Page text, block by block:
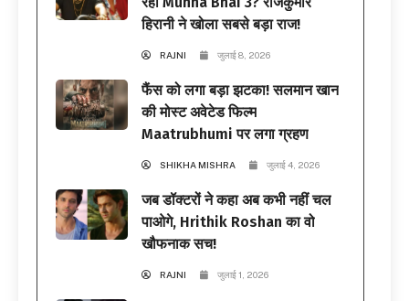
हिरानी ने खोला सबसे बड़ा राज!
RAJNI जुलाई 8, 2026
फैंस को लगा बड़ा झटका! सलमान खान
की मोस्ट अवेटेड फिल्म
Maatrubhumi पर लगा ग्रहण
SHIKHA MISHRA जुलाई 4, 2026
जब डॉक्टरों ने कहा अब कभी नहीं चल
पाओगे, Hrithik Roshan का वो
खौफनाक सच!
RAJNI जुलाई 1, 2026